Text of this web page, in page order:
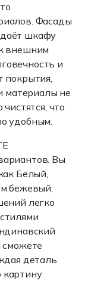
Фасады
шкафу
внешним
и
покрытия,
материалы не
что
удобным.
Вы
Белый,
бежевый,
легко
сможете
деталь